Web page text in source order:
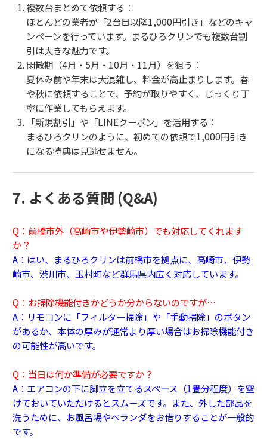
複数台まとめて依頼する：
ほとんどの業者が「2台目以降1,000円引き」などのキャ
ンペーンを行っています。まるひろクリンでも複数台割
引は大きな魅力です。
閑散期（4月・5月・10月・11月）を狙う：
夏休み前や年末は大混雑し、料金が高止まりします。春
や秋に依頼することで、予約が取りやすく、じっくり丁
寧に作業してもらえます。
「新規割引」や「LINEクーポン」を活用する：
まるひろクリンのように、初めての依頼で1,000円引き
になる特典は見逃せません。
7. よくある質問 (Q&A)
Q：前橋市外（高崎市や伊勢崎市）でも対応してくれます
か？
A：はい、まるひろクリンは前橋市を拠点に、高崎市、伊勢
崎市、渋川市、玉村町など群馬県内広く対応しています。
Q：お掃除機能付きかどうか分からないのですが…
A：リモコンに「フィルター掃除」や「手動掃除」のボタン
があるか、本体の厚みが通常より厚い場合はお掃除機能付き
の可能性が高いです。
Q：当日は何か準備が必要ですか？
A：エアコンの下に脚立を立てるスペース（1畳分程度）を空
けておいていただけるとスムーズです。また、外した部品を
洗うために、お風呂場やベランダをお借りすることが一般的
です。